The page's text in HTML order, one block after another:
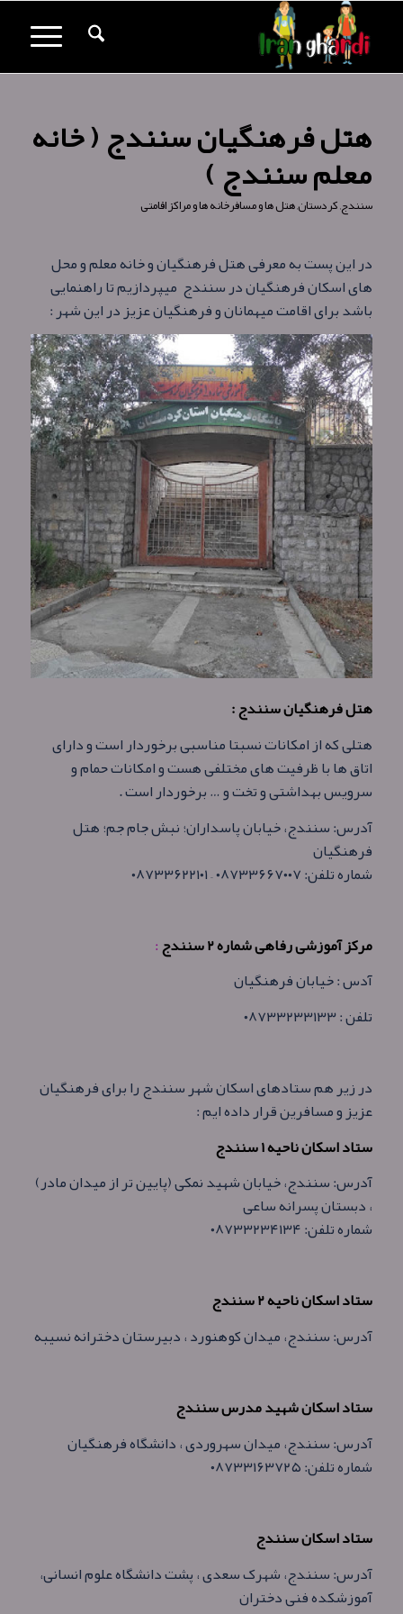
هتل فرهنگیان سنندج ( خانه
معلم سنندج )
سنندج,کردستان,هتل ها و مسافرخانه ها و مراکز اقامتی
در این پست به معرفی هتل فرهنگیان و خانه معلم و محل
های اسکان فرهنگیان در سنندج میپردازیم تا راهنمایی
باشد برای اقامت میهمانان و فرهنگیان عزیز در این شهر :
هتل فرهنگیان سنندج :
هتلی که از امکانات نسبتا مناسبی برخوردار است و دارای
اتاق ها با ظرفیت های مختلفی هست و امکانات حمام و
سرویس بهداشتی و تخت و … برخوردار است .
آدرس: سنندج، خیابان پاسداران؛ نبش جام جم؛ هتل
فرهنگیان
شماره تلفن: ۰۸۷۳۳۶۶۷۰۰۷ – ۰۸۷۳۳۶۲۲۱۰۱
مرکز آموزشی رفاهی شماره ۲ سنندج
:
آدس : خیابان فرهنگیان
تلفن : ۰۸۷۳۳۲۳۳۱۳۳
در زیر هم ستادهای اسکان شهر سنندج را برای فرهنگیان
عزیز و مسافرین قرار داده ایم :
ستاد اسکان ناحیه ۱ سنندج
آدرس: سنندج، خیابان شهید نمکی (پایین تر از میدان مادر)
، دبستان پسرانه ساعی
شماره تلفن: ۰۸۷۳۳۲۳۴۱۳۴
ستاد اسکان ناحیه ۲ سنندج
آدرس: سنندج، میدان کوهنورد ، دبیرستان دخترانه نسیبه
ستاد اسکان شهید مدرس سنندج
آدرس: سنندج، میدان سهروردی ، دانشگاه فرهنگیان
شماره تلفن: ۰۸۷۳۳۱۶۳۷۲۵
ستاد اسکان سنندج
آدرس: سنندج، شهرک سعدی ، پشت دانشگاه علوم انسانی،
آموزشکده فنی دختران